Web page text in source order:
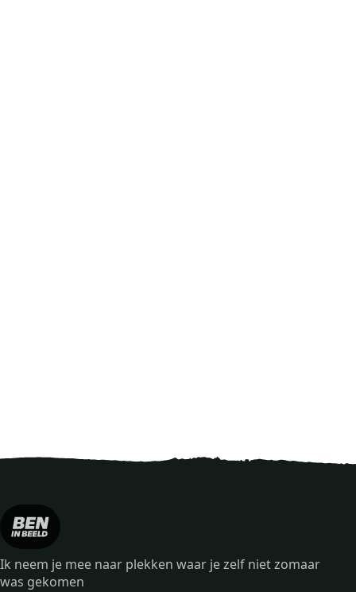
Ik neem je mee naar plekken waar je zelf niet zomaar
was gekomen